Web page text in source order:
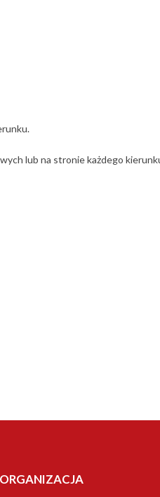
lub na stronie każdego
ORGANIZACJA